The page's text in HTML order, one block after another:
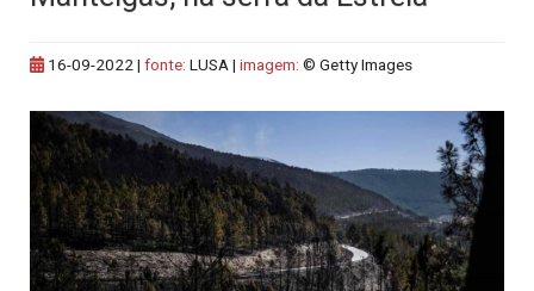
16-09-2022 | fonte: LUSA | imagem: © Getty Images